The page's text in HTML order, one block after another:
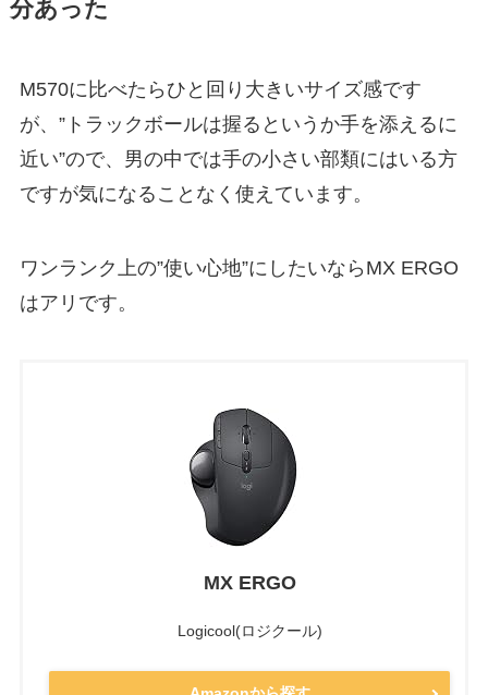
分あった
M570に比べたらひと回り大きいサイズ感です
が、”トラックボールは握るというか手を添えるに
近い”ので、男の中では手の小さい部類にはいる方
ですが気になることなく使えています。
ワンランク上の”使い心地”にしたいならMX ERGO
はアリです。
MX ERGO
Logicool(ロジクール)